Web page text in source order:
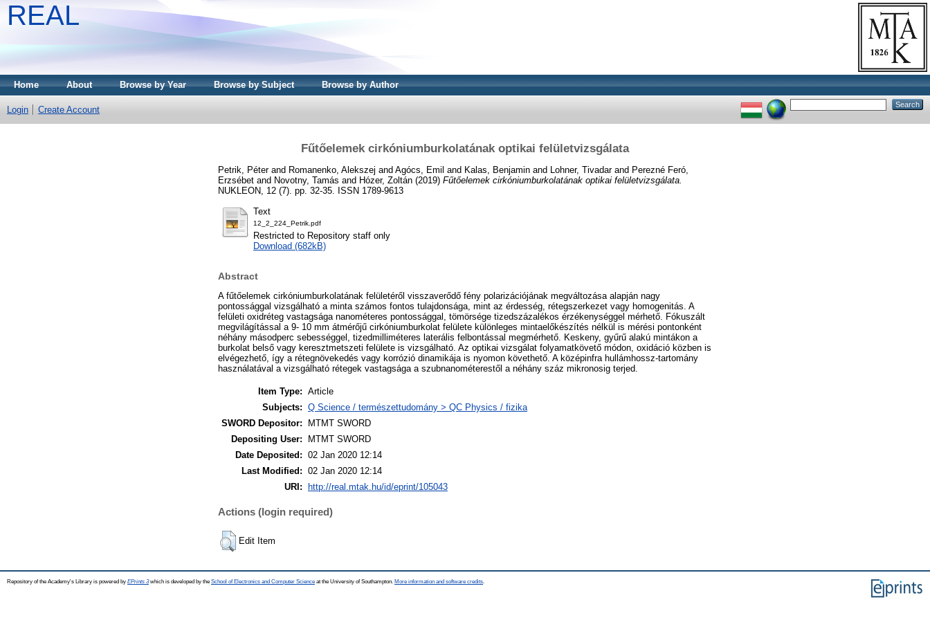
REAL
Home About Browse by Year Browse by Subject Browse by Author
Login Create Account
Fűtőelemek cirkóniumburkolatának optikai felületvizsgálata
Petrik, Péterand Romanenko, Alekszej and Agócs, Emil and Kalas, Benjamin and Lohner, Tivadarand Perezné Feró,
Erzsébet and Novotny, Tamás and Hózer, Zoltán (2019) Fűtőelemek cirkóniumburkolatának optikai felületvizsgálata.
NUKLEON, 12 (7). pp. 32-35. ISSN 1789-9613
Text
12_2_224_Petrik.pdf
Restricted to Repository staff only
Download (682kB)
Abstract
A fűtőelemek cirkóniumburkolatának felületéről visszaverődő fény polarizációjának megváltozása alapján nagy
pontossággal vizsgálható a minta számos fontos tulajdonsága, mint az érdesség, rétegszerkezet vagy homogenitás. A
felületi oxidréteg vastagsága nanométeres pontossággal, tömörsége tizedszázalékos érzékenységgel mérhető. Fókuszált
megvilágítással a 9- 10 mm átmérőjű cirkóniumburkolat felülete különleges mintaelőkészítés nélkül is mérési pontonként
néhány másodperc sebességgel, tizedmilliméteres laterális felbontással megmérhető. Keskeny, gyűrű alakú mintákon a
burkolat belső vagy keresztmetszeti felülete is vizsgálható. Az optikai vizsgálat folyamatkövető módon, oxidáció közben is
elvégezhető, így a rétegnövekedés vagy korrózió dinamikája is nyomon követhető. A középinfra hullámhossz-tartomány
használatával a vizsgálható rétegek vastagsága a szubnanométerestől a néhány száz mikronosig terjed.
Item Type: Article
Subjects: Q Science / természettudomány > QC Physics / fizika
SWORD Depositor:
MTMT SWORD
Depositing User:
MTMT SWORD
Date Deposited: 02 Jan 2020 12:14
Last Modified: 02 Jan 2020 12:14
URI: http://real.mtak.hu/id/eprint/105043
Actions (login required)
Edit Item
Repository of the Academy's Library is powered by EPrints 3which is developed by the School of Electronics and Computer Science at the University of Southampton. More information and software credits